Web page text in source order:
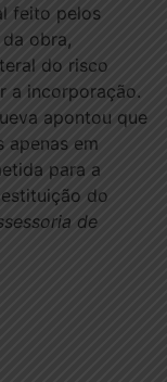
feito pelos
obra,
do risco
a incorporação.
apontou que
apenas em
para a
do
de